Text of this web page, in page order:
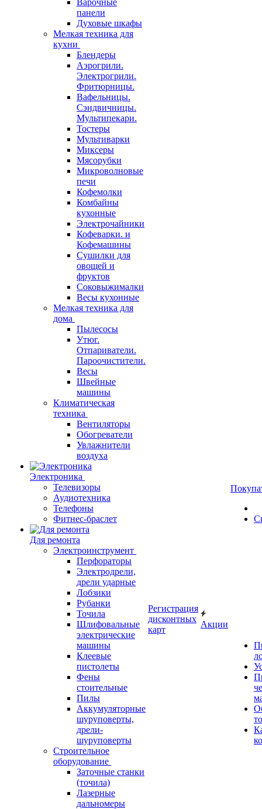
Варочные
панели
Духовые шкафы
Мелкая техника для
кухни
Блендеры
Аэрогрили.
Электрогрили.
Фритюрницы.
Вафельницы.
Сэндвичницы.
Мультипекари.
Тостеры
Мультиварки
Миксеры
Мясорубки
Микроволновые
печи
Кофемолки
Комбайны
кухонные
Электрочайники
Кофеварки. и
Кофемашины
Сушилки для
овощей и
фруктов
Соковыжималки
Весы кухонные
Мелкая техника для
дома
Пылесосы
Утюг.
Отпариватели.
Пароочистители.
Весы
Швейные
машины
Климатическая
техника
Вентиляторы
Обогреватели
Увлажнители
воздуха
Электроника
Телевизоры
Аудиотехника
Телефоны
Фитнес-браслет
Для ремонта
Электроинструмент
Перфораторы
Электродрели,
дрели ударные
Лобзики
Рубанки
Точила
Шлифовальные
электрические
машины
Клеевые
пистолеты
Фены
стоительные
Пилы
Аккумуляторные
шуруповерты,
дрели-
шуруповерты
Строительное
оборудование
Заточные станки
(точила)
Лазерные
дальномеры
Регистрация
дисконтных
карт
Акции